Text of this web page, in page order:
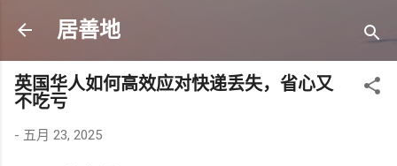
居善地
英国华人如何高效应对快递丢失，省心又
不吃亏
- 五月 23, 2025